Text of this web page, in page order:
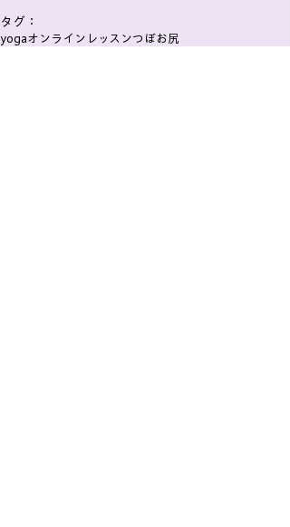
タグ：
yogaオンラインレッスンつぼお尻